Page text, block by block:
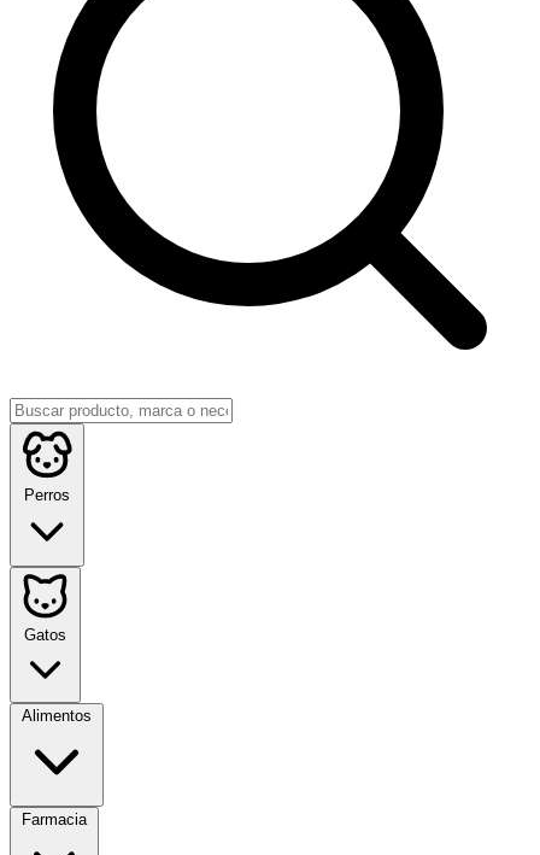
Perros
Gatos
Alimentos
Farmacia